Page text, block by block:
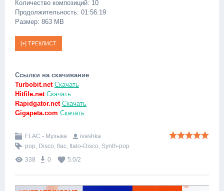
Количество композиций: 10
Продолжительность: 01:56:19
Размер: 863 MB
Ссылки на скачивание:
Turbobit.net Скачать
Hitfile.net Скачать
Rapidgator.net Скачать
Gigapeta.com Скачать
FLAC - Музыка
ivashka
pop, Disco, flac, Italo-Disco, Synth-pop
338
0 5.0/2